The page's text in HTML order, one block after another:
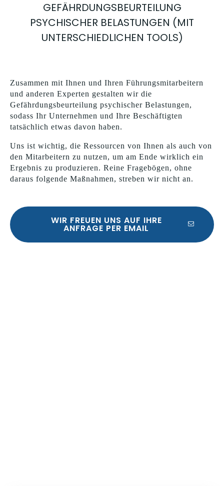
GEFÄHRDUNGSBEURTEILUNG
PSYCHISCHER BELASTUNGEN (MIT
UNTERSCHIEDLICHEN TOOLS)
Zusammen mit Ihnen und Ihren Führungsmitarbeitern
und anderen Experten gestalten wir die
Gefährdungsbeurteilung psychischer Belastungen,
sodass Ihr Unternehmen und Ihre Beschäftigten
tatsächlich etwas davon haben.
Uns ist wichtig, die Ressourcen von Ihnen als auch von
den Mitarbeitern zu nutzen, um am Ende wirklich ein
Ergebnis zu produzieren. Reine Fragebögen, ohne
daraus folgende Maßnahmen, streben wir nicht an.
WIR FREUEN UNS AUF IHRE
ANFRAGE PER EMAIL